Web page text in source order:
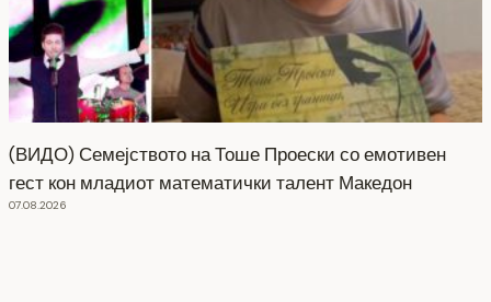
(ВИДО) Семејството на Тоше Проески со емотивен
гест кон младиот математички талент Македон
07.08.2026